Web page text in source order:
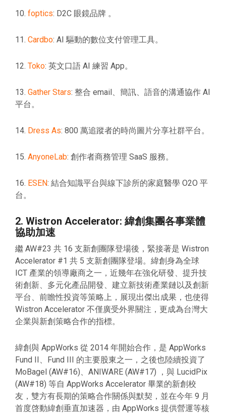
10. foptics: D2C 眼鏡品牌 。
11. Cardbo: AI 驅動的數位支付管理工具。
12. Toko: 英文口語 AI 練習 App。
13. Gather Stars: 整合 email、簡訊、語音的溝通協作 AI
平台。
14. Dress As: 800 萬追蹤者的時尚圖片分享社群平台。
15. AnyoneLab: 創作者商務管理 SaaS 服務。
16. ESEN: 結合知識平台與線下診所的家庭醫學 O2O 平
台。
2. Wistron Accelerator: 緯創集團各事業體
協助加速
繼 AW#23 共 16 支新創團隊登場後，緊接著是 Wistron
Accelerator #1 共 5 支新創團隊登場。緯創身為全球
ICT 產業的領導廠商之一，近幾年在強化研發、提升技
術創新、多元化產品開發、建立新技術產業鏈以及創新
平台、前瞻性投資等策略上，展現出傑出成果，也使得
Wistron Accelerator 不僅廣受外界關注，更成為台灣大
企業與新創策略合作的指標。
緯創與 AppWorks 從 2014 年開始合作，是 AppWorks
Fund II、Fund III 的主要股東之一，之後也陸續投資了
MoBagel (AW#16)、ANIWARE (AW#17) ，與 LucidPix
(AW#18) 等自 AppWorks Accelerator 畢業的新創校
友，雙方有長期的策略合作關係與默契，並在今年 9 月
首度啓動緯創垂直加速器，由 AppWorks 提供營運等核